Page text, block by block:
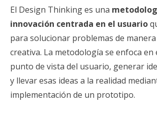
El Design Thinking es una
innovación centrada en el usuario
para solucionar problemas de
creativa. La metodología se enfoca en
punto de vista del usuario, generar
y llevar esas ideas a la realidad
implementación de un prototipo.